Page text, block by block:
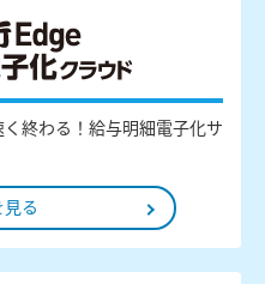
終わる！給与明細電子化サ
見る